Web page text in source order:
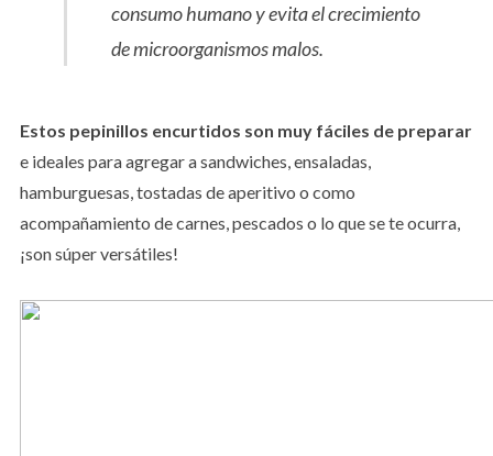
consumo humano y evita el crecimiento
de microorganismos malos.
Estos pepinillos encurtidos son muy fáciles de preparar
e ideales para agregar a sandwiches, ensaladas,
hamburguesas, tostadas de aperitivo o como
acompañamiento de carnes, pescados o lo que se te ocurra,
¡son súper versátiles!